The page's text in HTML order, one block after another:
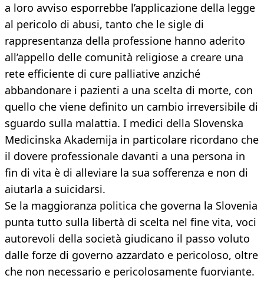
a loro avviso esporrebbe l’applicazione della legge
al pericolo di abusi, tanto che le sigle di
rappresentanza della professione hanno aderito
all’appello delle comunità religiose a creare una
rete efficiente di cure palliative anziché
abbandonare i pazienti a una scelta di morte, con
quello che viene definito un cambio irreversibile di
sguardo sulla malattia. I medici della Slovenska
Medicinska Akademija in particolare ricordano che
il dovere professionale davanti a una persona in
fin di vita è di alleviare la sua sofferenza e non di
aiutarla a suicidarsi.
Se la maggioranza politica che governa la Slovenia
punta tutto sulla libertà di scelta nel fine vita, voci
autorevoli della società giudicano il passo voluto
dalle forze di governo azzardato e pericoloso, oltre
che non necessario e pericolosamente fuorviante.